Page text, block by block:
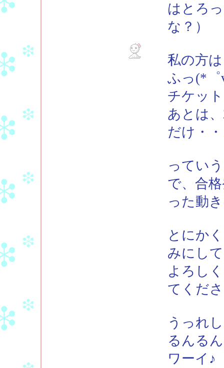
はとろ
な？）
私の方
ふっ(*
チケッ
あとは
だけ・
ってい
で、合
った動
とにか
みにし
よろし
てくだ
うっれ
るんるん
ワーイ♪